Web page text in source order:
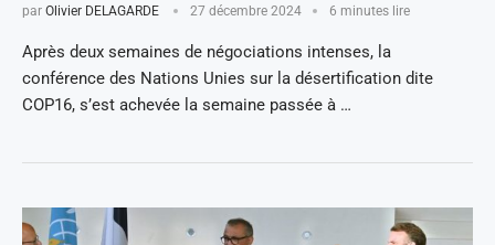
par Olivier DELAGARDE 27 décembre 2024 6 minutes lire
Après deux semaines de négociations intenses, la
conférence des Nations Unies sur la désertification dite
COP16, s’est achevée la semaine passée à …